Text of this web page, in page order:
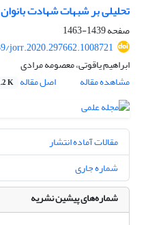
تحلیلی بر شبهات شهادت
صفحه1439-1463
jorr.2020.297662.1008721
ابراهیم یاقوتی، معصومه مرادی
مشاهده مقاله
اصل مقاله K
مقالات آماده انتشار
شماره جاری
شماره‌های پیشین نشریه